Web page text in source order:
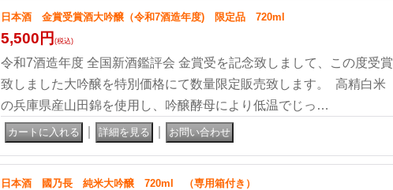
日本酒 金賞受賞酒大吟醸（令和7酒造年度) 限定品 720ml
5,500円 (税込)
令和7酒造年度 全国新酒鑑評会 金賞受を記念致しまして、この度受賞
致しました大吟醸を特別価格にて数量限定販売致します。 高精白米
の兵庫県産山田錦を使用し、吟醸酵母により低温でじっ…
日本酒 國乃長 純米大吟醸 720ml （専用箱付き）